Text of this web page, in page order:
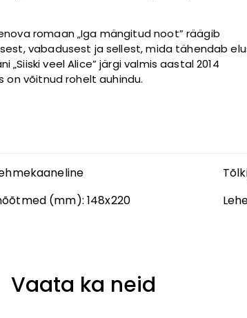
romaan „Iga mängitud noot” räägib
vabadusest ja sellest, mida tähendab
„Siiski veel Alice” järgi valmis aastal 2014
on võitnud rohelt auhindu.
(mm):148x220
Vaata ka neid